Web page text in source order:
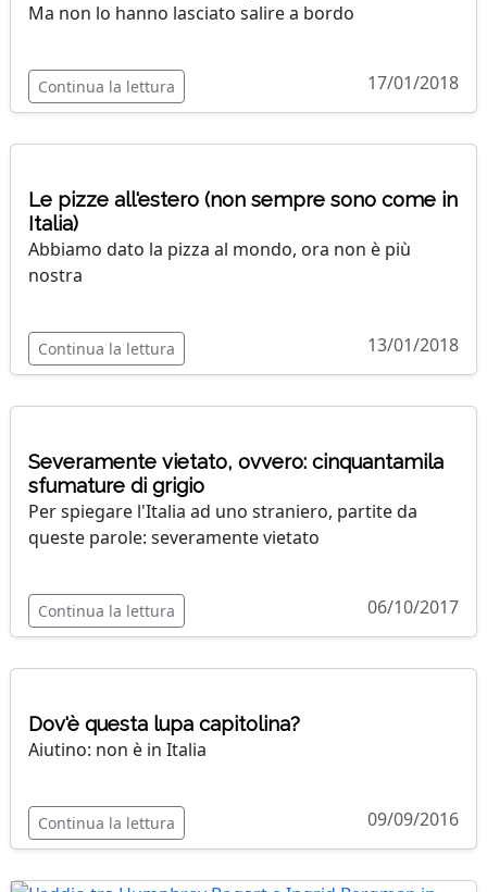
Ma non lo hanno lasciato salire a bordo
Continua la lettura 17/01/2018
Le pizze all'estero (non sempre sono come in
Italia)
Abbiamo dato la pizza al mondo, ora non è più
nostra
Continua la lettura 13/01/2018
Severamente vietato, ovvero: cinquantamila
sfumature di grigio
Per spiegare l'Italia ad uno straniero, partite da
queste parole: severamente vietato
Continua la lettura 06/10/2017
Dov'è questa lupa capitolina?
Aiutino: non è in Italia
Continua la lettura 09/09/2016